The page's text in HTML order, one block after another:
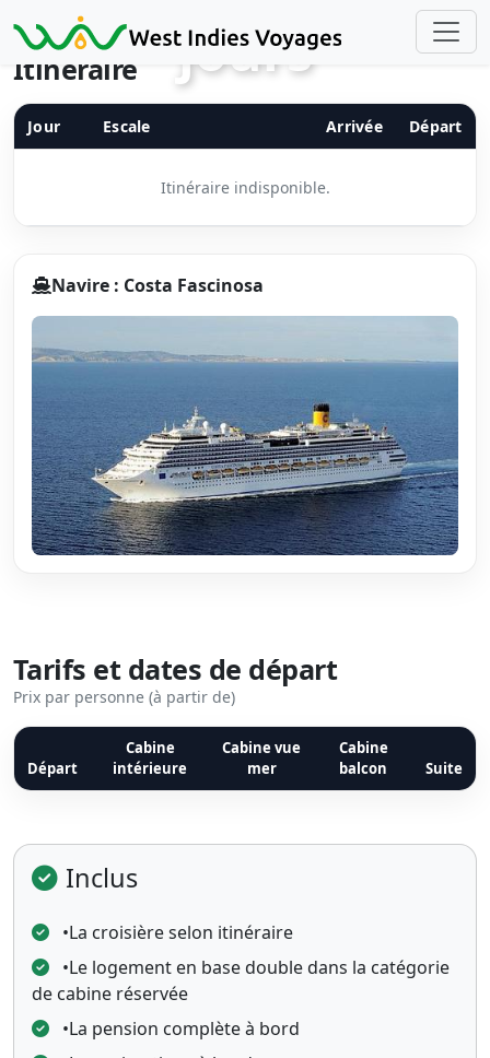
jours
Précédent
Itinéraire
Jour Escale Arrivée Départ
Itinéraire indisponible.
Navire : Costa Fascinosa
Tarifs et dates de départ
Prix par personne (à partir de)
Départ
Cabine
intérieure
Cabine vue
mer
Cabine
balcon
Suite
Inclus
•La croisière selon itinéraire
•Le logement en base double dans la catégorie
de cabine réservée
•La pension complète à bord